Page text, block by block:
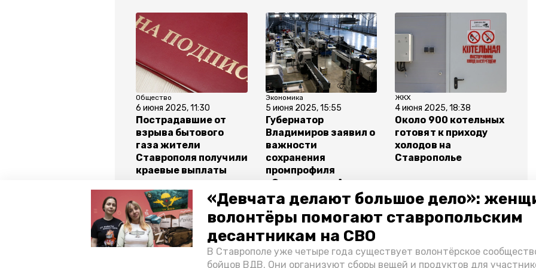
«Девчата делают большое дело»:
волонтёры помогают ставропольским
десантникам на СВО
В Ставрополе уже четыре года существует волонтёрское
бойцов ВДВ. Они организуют сборы вещей и продуктов для
Общество
6 июня 2025, 11:30
Пострадавшие от
взрыва бытового
газа жители
Ставрополя получили
краевые выплаты
Экономика
5 июня 2025, 15:55
Губернатор
Владимиров заявил о
важности
сохранения
промпрофиля
«Ставрополь-Авто»
ЖКХ
4 июня 2025, 18:38
Около 900 котельных
готовят к приходу
холодов на
Ставрополье
Все новости
ставропольский край